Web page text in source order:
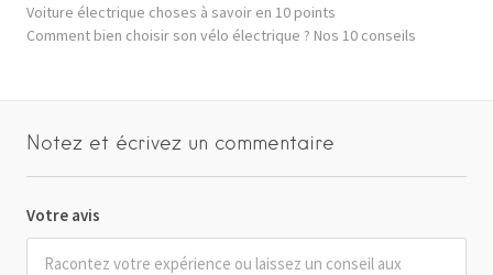
Voiture électrique choses à savoir en 10 points
Comment bien choisir son vélo électrique ? Nos 10 conseils
Notez et écrivez un commentaire
Votre avis